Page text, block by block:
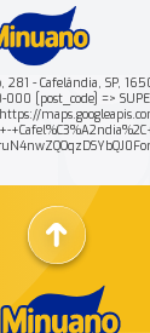
281 - Cafelândia, SP,
[post_code] =>
Minuano